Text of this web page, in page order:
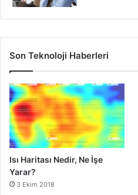
Son Teknoloji Haberleri
Isı Haritası Nedir, Ne İşe
Yarar?
3 Ekim 2018